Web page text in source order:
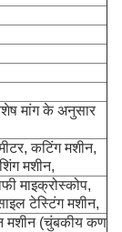
मांग के अनुसार
कटिंग मशीन,
मशीन,
माइक्रोस्कोप,
टेस्टिंग मशीन,
मशीन (चुंबकीय कण